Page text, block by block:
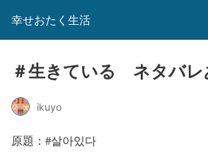
幸せおたく生活
＃生きている ネタバレ
ikuyo
原題：#살아있다